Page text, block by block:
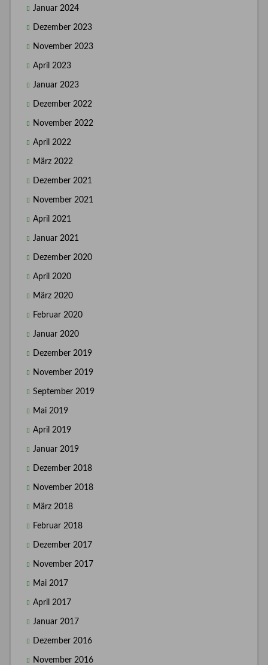
Januar 2024
Dezember 2023
November 2023
April 2023
Januar 2023
Dezember 2022
November 2022
April 2022
März 2022
Dezember 2021
November 2021
April 2021
Januar 2021
Dezember 2020
April 2020
März 2020
Februar 2020
Januar 2020
Dezember 2019
November 2019
September 2019
Mai 2019
April 2019
Januar 2019
Dezember 2018
November 2018
März 2018
Februar 2018
Dezember 2017
November 2017
Mai 2017
April 2017
Januar 2017
Dezember 2016
November 2016